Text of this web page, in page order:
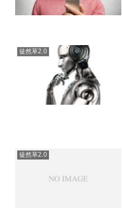
徒然草2.0
徒然草2.0